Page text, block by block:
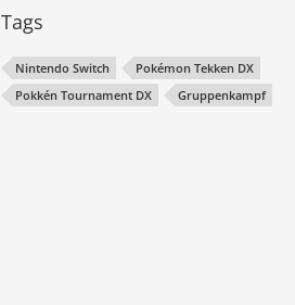
Tags
Nintendo Switch
Pokémon Tekken DX
Pokkén Tournament DX
Gruppenkampf